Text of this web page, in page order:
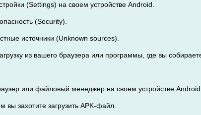
(Settings) на своем устройстве Android.
(Security).
источники (Unknown sources).
из вашего браузера или программы, где вы
или файловый менеджер на своем устройстве Android.
вы захотите загрузить APK-файл.